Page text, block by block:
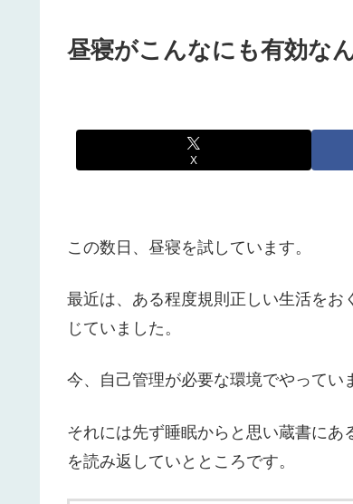
昼寝がこんなにも有効な
X
この数日、昼寝を試しています。
最近は、ある程度規則正しい生活を
じていました。
今、自己管理が必要な環境でやってい
それには先ず睡眠からと思い蔵書にあ
を読み返していとところです。